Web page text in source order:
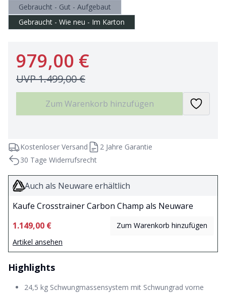
Gebraucht - Gut - Aufgebaut
Gebraucht - Wie neu - Im Karton
979,00 €
UVP1.499,00 €
Zum Warenkorb hinzufügen
Kostenloser Versand
2 Jahre Garantie
30 Tage Widerrufsrecht
Auch als Neuware erhältlich
Kaufe Crosstrainer Carbon Champ als Neuware
1.149,00 €
Zum Warenkorb hinzufügen
Artikel ansehen
Highlights
24,5 kg Schwungmassensystem mit Schwungrad vorne